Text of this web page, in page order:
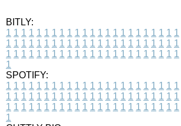
BITLY:
1 1 1 1 1 1 1 1 1 1 1 1 1 1 1 1 1 1 1 1 1 1 1
1 1 1 1 1 1 1 1 1 1 1 1 1 1 1 1 1 1 1 1 1 1 1
1 1 1 1 1 1 1 1 1 1 1 1 1 1 1 1 1 1 1 1 1 1 1
1
SPOTIFY:
1 1 1 1 1 1 1 1 1 1 1 1 1 1 1 1 1 1 1 1 1 1 1
1 1 1 1 1 1 1 1 1 1 1 1 1 1 1 1 1 1 1 1 1 1 1
1 1 1 1 1 1 1 1 1 1 1 1 1 1 1 1 1 1 1 1 1 1 1
1